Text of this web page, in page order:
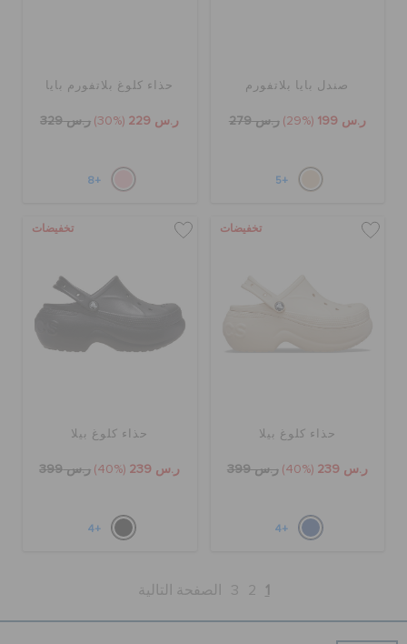
صندل بايا بلاتفورم
ر.س 199 (29%) ر.س 279
+5
حذاء كلوغ بلاتفورم بايا
ر.س 229 (30%) ر.س 329
+8
تخفيضات
حذاء كلوغ بيلا
ر.س 239 (40%) ر.س 399
+4
تخفيضات
حذاء كلوغ بيلا
ر.س 239 (40%) ر.س 399
+4
1
2
3 الصفحة التالية